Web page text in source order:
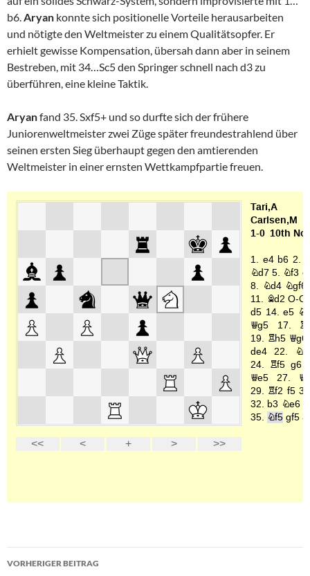
b6.Aryan konnte sich positionelle Vorteile herausarbeiten
und nötigte den Weltmeister zu einem Qualitätsopfer. Er
erhielt gewisse Kompensation, übersah dann aber in seinem
Bestreben, mit 34…Sc5 den Springer schnell nach d3 zu
überführen, eine kleine Taktik.
Aryanfand 35. Sxf5+ und so durfte sich der frühere
Juniorenweltmeister zwei Züge später freundestrahlend über
seinen ersten Sieg überhaupt gegen den amtierenden
Weltmeister in einer ernsten Wettkampfpartie freuen.
Beitragsnavigation
VORHERIGER BEITRAG